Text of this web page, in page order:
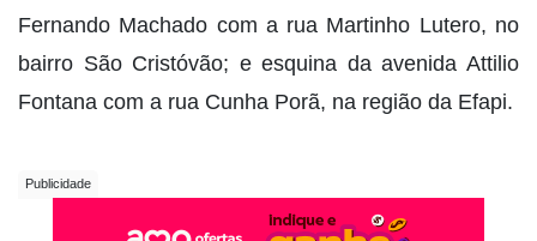
Fernando Machado com a rua Martinho Lutero, no
bairro São Cristóvão; e esquina da avenida Attilio
Fontana com a rua Cunha Porã, na região da Efapi.